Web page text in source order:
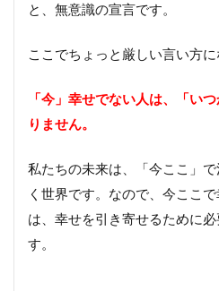
と、無意識の宣言です。
ここでちょっと厳しい言い方に
「今」幸せでない人は、「い
りません。
私たちの未来は、「今ここ」
く世界です。なので、今ここ
は、幸せを引き寄せるために
す。